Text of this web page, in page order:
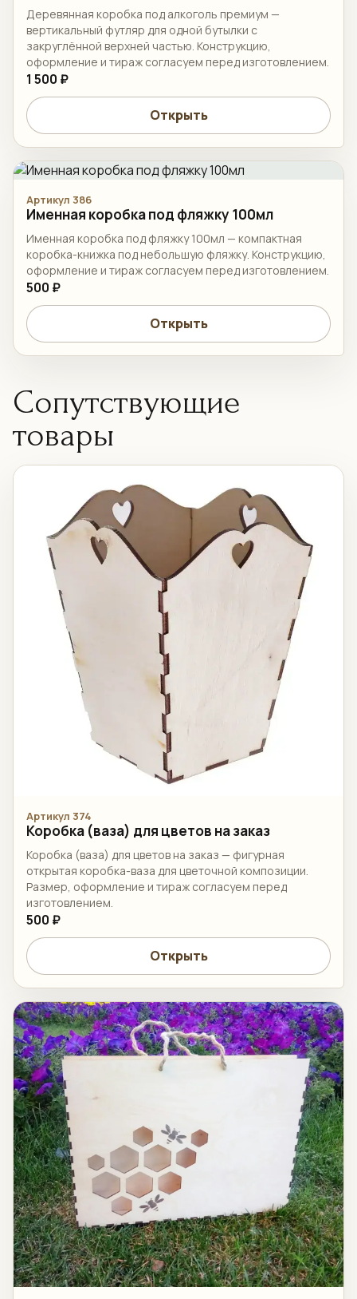
Деревянная коробка под алкоголь премиум —
вертикальный футляр для одной бутылки с
закруглённой верхней частью. Конструкцию,
оформление и тираж согласуем перед изготовлением.
1 500 ₽
Открыть
Артикул 386
Именная коробка под фляжку 100мл
Именная коробка под фляжку 100мл — компактная
коробка-книжка под небольшую фляжку. Конструкцию,
оформление и тираж согласуем перед изготовлением.
500 ₽
Открыть
Сопутствующие
товары
Артикул 374
Коробка (ваза) для цветов на заказ
Коробка (ваза) для цветов на заказ — фигурная
открытая коробка-ваза для цветочной композиции.
Размер, оформление и тираж согласуем перед
изготовлением.
500 ₽
Открыть